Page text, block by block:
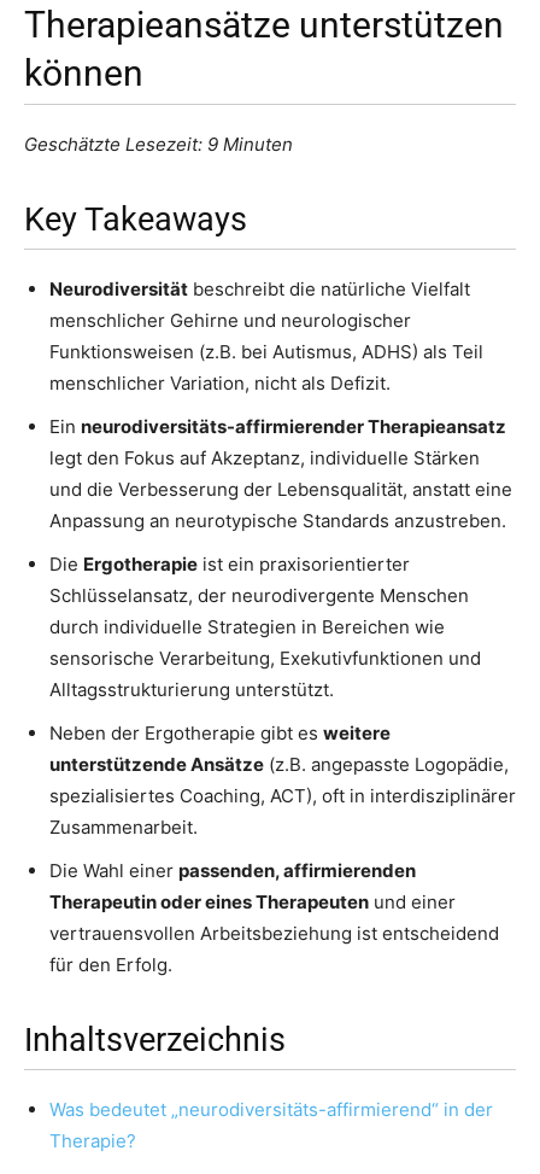
Therapieansätze unterstützen
können
Geschätzte Lesezeit: 9 Minuten
Key Takeaways
Neurodiversität beschreibt die natürliche Vielfalt
menschlicher Gehirne und neurologischer
Funktionsweisen (z.B. bei Autismus, ADHS) als Teil
menschlicher Variation, nicht als Defizit.
Ein neurodiversitäts-affirmierender Therapieansatz
legt den Fokus auf Akzeptanz, individuelle Stärken
und die Verbesserung der Lebensqualität, anstatt eine
Anpassung an neurotypische Standards anzustreben.
Die Ergotherapie ist ein praxisorientierter
Schlüsselansatz, der neurodivergente Menschen
durch individuelle Strategien in Bereichen wie
sensorische Verarbeitung, Exekutivfunktionen und
Alltagsstrukturierung unterstützt.
Neben der Ergotherapie gibt es weitere
unterstützende Ansätze (z.B. angepasste Logopädie,
spezialisiertes Coaching, ACT), oft in interdisziplinärer
Zusammenarbeit.
Die Wahl einer passenden, affirmierenden
Therapeutin oder eines Therapeuten und einer
vertrauensvollen Arbeitsbeziehung ist entscheidend
für den Erfolg.
Inhaltsverzeichnis
Was bedeutet „neurodiversitäts-affirmierend“ in der
Therapie?